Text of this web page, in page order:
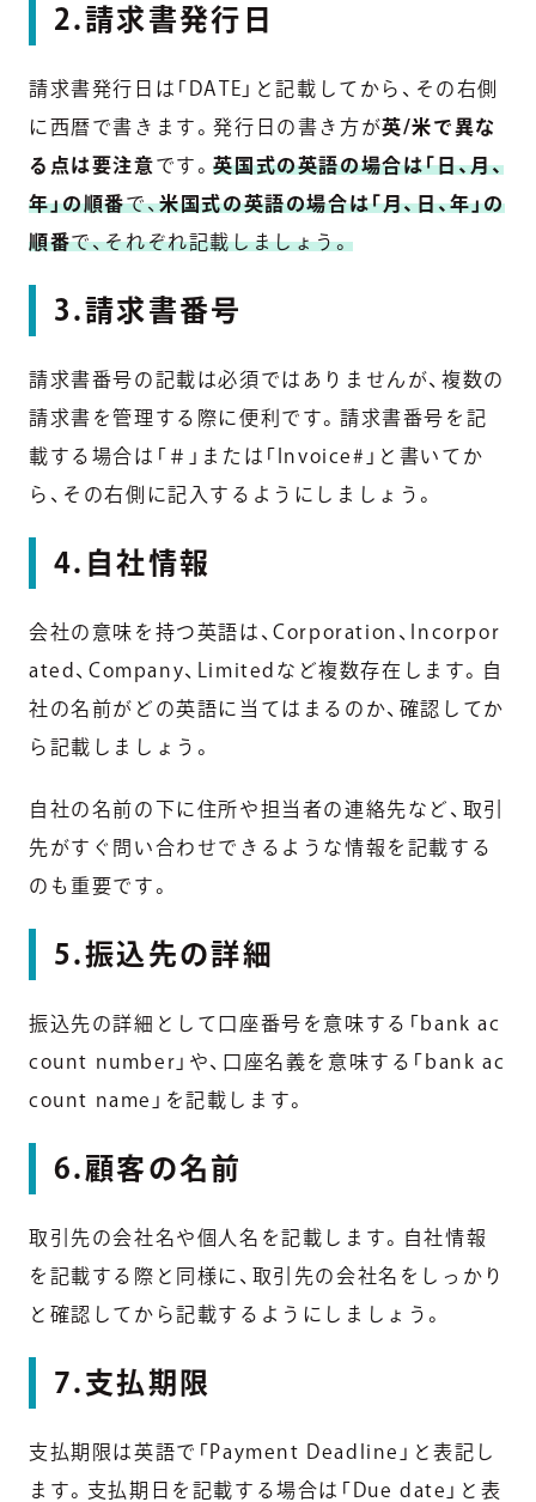
2.請求書発行日
請求書発行日は「DATE」と記載してから、その右側
に西暦で書きます。発行日の書き方が英/米で異な
る点は要注意です。英国式の英語の場合は「日、月、
年」の順番で、米国式の英語の場合は「月、日、年」の
順番で、それぞれ記載しましょう。
3.請求書番号
請求書番号の記載は必須ではありませんが、複数の
請求書を管理する際に便利です。請求書番号を記
載する場合は「＃」または「Invoice#」と書いてか
ら、その右側に記入するようにしましょう。
4.自社情報
会社の意味を持つ英語は、Corporation、Incorpor
ated、Company、Limitedなど複数存在します。自
社の名前がどの英語に当てはまるのか、確認してか
ら記載しましょう。
自社の名前の下に住所や担当者の連絡先など、取引
先がすぐ問い合わせできるような情報を記載する
のも重要です。
5.振込先の詳細
振込先の詳細として口座番号を意味する「bank ac
count number」や、口座名義を意味する「bank ac
count name」を記載します。
6.顧客の名前
取引先の会社名や個人名を記載します。自社情報
を記載する際と同様に、取引先の会社名をしっかり
と確認してから記載するようにしましょう。
7.支払期限
支払期限は英語で「Payment Deadline」と表記し
ます。支払期日を記載する場合は「Due date」と表